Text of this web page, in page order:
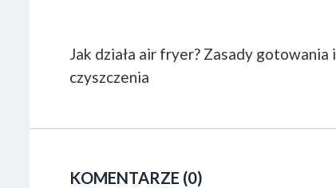
Jak działa air fryer? Zasady gotowania i
czyszczenia
KOMENTARZE (0)